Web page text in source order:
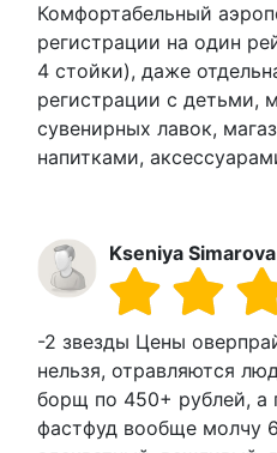
Комфортабельный
регистрации на один
4 стойки), даже
регистрации с детьми,
сувенирных лавок,
напитками,
Kseniya Simarova
-2 звезды Цены
нельзя, отравляются
борщ по 450+ рублей, а
фастфуд вообще молчу